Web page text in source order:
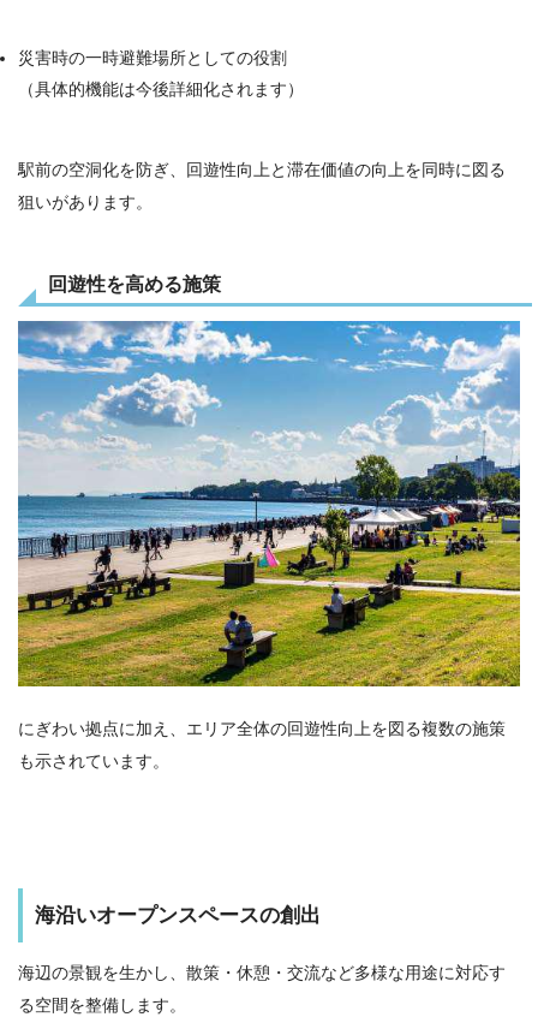
災害時の一時避難場所としての役割
（具体的機能は今後詳細化されます）
駅前の空洞化を防ぎ、回遊性向上と滞在価値の向上を同時に図る
狙いがあります。
回遊性を高める施策
にぎわい拠点に加え、エリア全体の回遊性向上を図る複数の施策
も示されています。
海沿いオープンスペースの創出
海辺の景観を生かし、散策・休憩・交流など多様な用途に対応す
る空間を整備します。